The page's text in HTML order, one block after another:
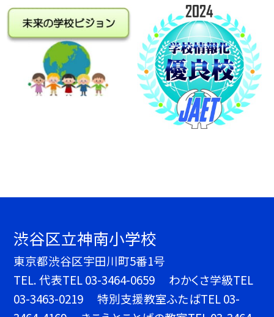
渋谷区立神南小学校
東京都渋谷区宇田川町5番1号
TEL.代表TEL 03-3464-0659 わかくさ学級TEL
03-3463-0219 特別支援教室ふたばTEL 03-